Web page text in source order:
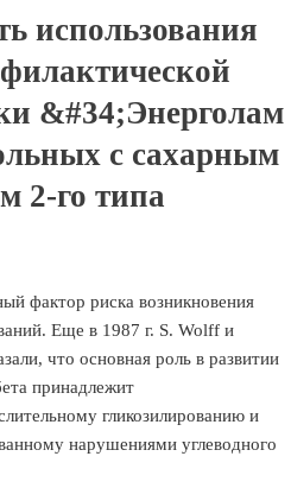
использования
&#34;Энерголам
с сахарным
2-го типа
фактор риска возникновения
Еще в 1987 г. S. Wolff и
что основная роль в развитии
принадлежит
гликозилированию и
нарушениями углеводного